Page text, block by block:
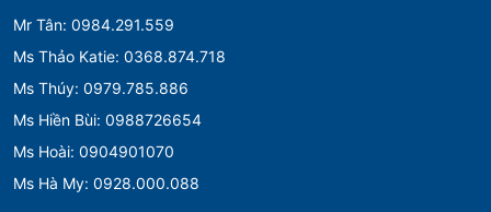
Mr Tân: 0984.291.559
Ms Thảo Katie: 0368.874.718
Ms Thúy: 0979.785.886
Ms Hiền Bùi: 0988726654
Ms Hoài: 0904901070
Ms Hà My: 0928.000.088